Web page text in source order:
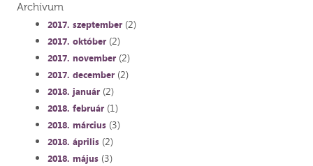
Archívum
2017. szeptember(2)
2017. október(2)
2017. november(2)
2017. december(2)
2018. január(2)
2018. február(1)
2018. március(3)
2018. április(2)
2018. május(3)